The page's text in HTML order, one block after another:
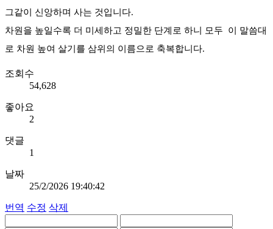
그같이 신앙하며 사는 것입니다.
차원을 높일수록 더 미세하고 정밀한 단계로 하니 모두 이 말씀대
로 차원 높여 살기를 삼위의 이름으로 축복합니다.
조회수
54,628
좋아요
2
댓글
1
날짜
25/2/2026 19:40:42
번역 수정 삭제